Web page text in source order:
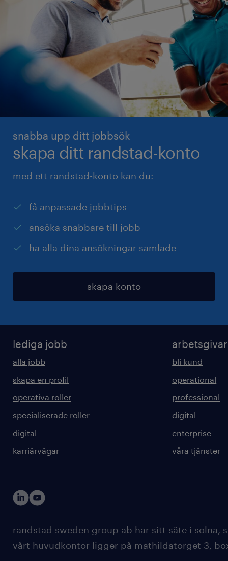
snabba upp ditt jobbsök
skapa ditt randstad-konto
med ett randstad-konto kan du:
få anpassade jobbtips
ansöka snabbare till jobb
ha alla dina ansökningar samlade
skapa konto
lediga jobb
alla jobb
skapa en profil
operativa roller
specialiserade roller
digital
karriärvägar
bli kund
operational
professional
digital
enterprise
våra tjänster
randstad sweden group ab har sitt säte i solna,
vårt huvudkontor ligger på mathildatorget 3,